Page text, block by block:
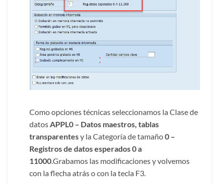
Como opciones técnicas seleccionamos la Clase de
datosAPPL0 – Datos maestros, tablas
transparentesy la Categoría de tamaño0 –
Registros de datos esperados 0 a
11000.Grabamos las modificaciones y volvemos
con la flecha atrás o con la tecla F3.